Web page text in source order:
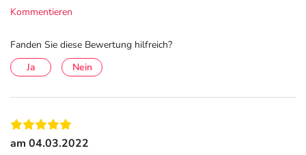
Adresse des Anbieters/Herstellers
22453 Hamburg
elektronische Adresse: www.santaverde.de
Kommentieren
Fanden Sie diese Bewertung hilfreich?
Ja
Nein
am 04.03.2022